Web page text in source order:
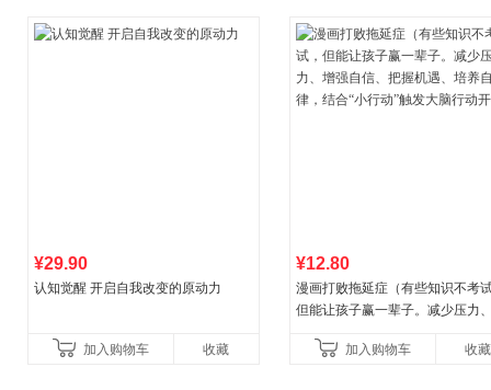
¥29.90
认知觉醒 开启自我改变的原动力
加入购物车 收藏
¥12.80
漫画打败拖延症（有些知识不考
但能让孩子赢一辈子。减少压力
合“小行动”触发大脑行动开
加入购物车 收藏